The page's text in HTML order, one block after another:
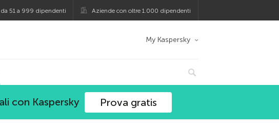
51 a 999 dipendenti Aziende con oltre 1.000 dipendenti
My Kaspersky
con Kaspersky Prova gratis